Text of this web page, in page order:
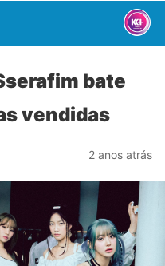
bate
vendidas
2 anos atrás